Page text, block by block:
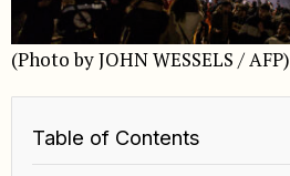
(Photo by JOHN WESSELS / AFP)
Table of Contents